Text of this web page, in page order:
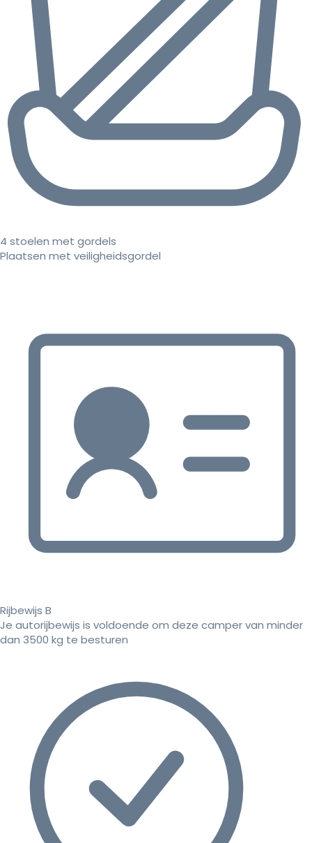
4 stoelen met gordels
Plaatsen met veiligheidsgordel
Rijbewijs B
Je autorijbewijs is voldoende om deze camper van minder
dan 3500 kg te besturen